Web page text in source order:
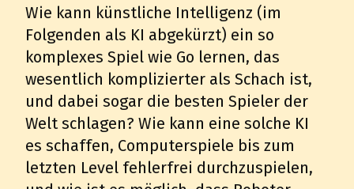
Wie kann künstliche Intelligenz (im
Folgenden als KI abgekürzt) ein so
komplexes Spiel wie Go lernen, das
wesentlich komplizierter als Schach ist,
und dabei sogar die besten Spieler der
Welt schlagen? Wie kann eine solche KI
es schaffen, Computerspiele bis zum
letzten Level fehlerfrei durchzuspielen,